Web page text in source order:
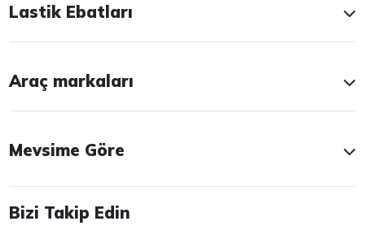
Lastik Ebatları
Araç markaları
Mevsime Göre
Bizi Takip Edin